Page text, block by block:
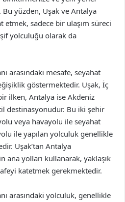
Bu yüzden, Uşak ve Antalya
etmek, sadece bir ulaşım süreci
yolculuğu olarak da
arasındaki mesafe, seyahat
göstermektedir. Uşak, İç
ilken, Antalya ise Akdeniz
destinasyonudur. Bu iki şehir
veya havayolu ile seyahat
ile yapılan yolculuk genellikle
Uşak’tan Antalya
ana yolları kullanarak, yaklaşık
katetmek gerekmektedir.
arasındaki yolculuk, genellikle